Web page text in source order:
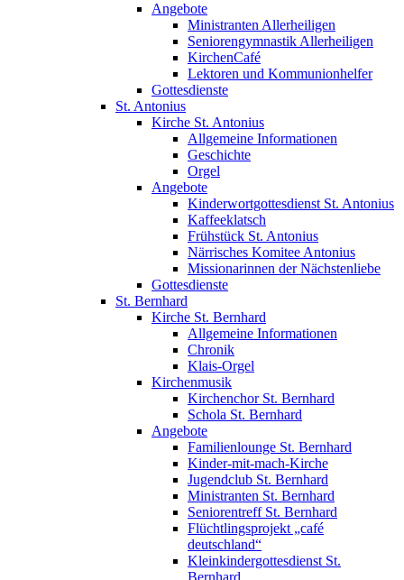
Angebote
Ministranten Allerheiligen
Seniorengymnastik Allerheiligen
KirchenCafé
Lektoren und Kommunionhelfer
Gottesdienste
St. Antonius
Kirche St. Antonius
Allgemeine Informationen
Geschichte
Orgel
Angebote
Kinderwortgottesdienst St. Antonius
Kaffeeklatsch
Frühstück St. Antonius
Närrisches Komitee Antonius
Missionarinnen der Nächstenliebe
Gottesdienste
St. Bernhard
Kirche St. Bernhard
Allgemeine Informationen
Chronik
Klais-Orgel
Kirchenmusik
Kirchenchor St. Bernhard
Schola St. Bernhard
Angebote
Familienlounge St. Bernhard
Kinder-mit-mach-Kirche
Jugendclub St. Bernhard
Ministranten St. Bernhard
Seniorentreff St. Bernhard
Flüchtlingsprojekt „café
deutschland“
Kleinkindergottesdienst St.
Bernhard